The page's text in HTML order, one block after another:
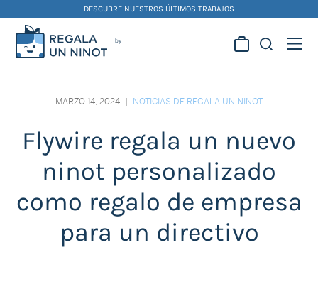
content
DESCUBRE NUESTROS ÚLTIMOS TRABAJOS
falleros y foguereros
MARZO 14, 2024 | NOTICIAS DE REGALA UN NINOT
Flywire regala un nuevo
ninot personalizado
como regalo de empresa
para un directivo